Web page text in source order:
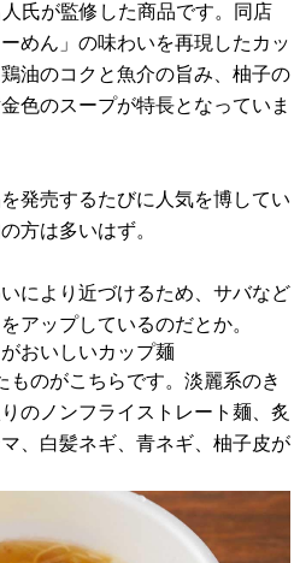
氏が監修した商品です。同店
めん」の味わいを再現したカッ
油のコクと魚介の旨み、柚子の
色のスープが特長となっていま
発売するたびに人気を博してい
方は多いはず。
により近づけるため、サバなど
アップしているのだとか。
おいしいカップ麺
ものがこちらです。淡麗系のき
のノンフライストレート麺、炙
、白髪ネギ、青ネギ、柚子皮が